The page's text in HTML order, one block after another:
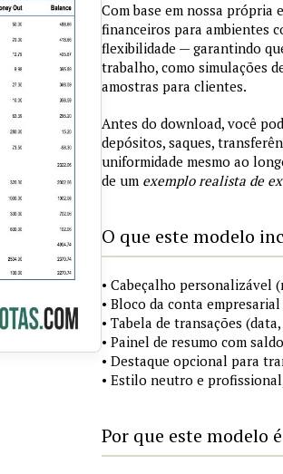
Com base em nossa própria
financeiros para ambientes
flexibilidade — garantindo
trabalho, como simulações
amostras para clientes.
Antes do download, você
depósitos, saques,
uniformidade mesmo ao
de um exemplo realista de
O que este modelo
• Cabeçalho personalizável
• Bloco da conta
• Tabela de transações
• Painel de resumo com
• Destaque opcional para
• Estilo neutro e
Por que este modelo